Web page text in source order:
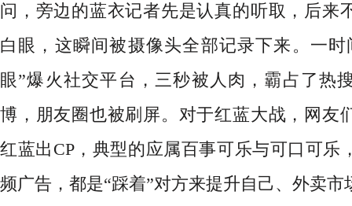
问，旁边的蓝衣记者先是认真的听取，后来
白眼，这瞬间被摄像头全部记录下来。一时
眼”爆火社交平台，三秒被人肉，霸占了热
博，朋友圈也被刷屏。对于红蓝大战，网友
红蓝出CP，典型的应属百事可乐与可口可乐
频广告，都是“踩着”对方来提升自己、外卖市